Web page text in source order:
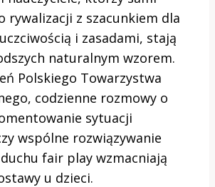
rywalizacji z szacunkiem dla
i zasadami, stają
naturalnym wzorem.
Polskiego Towarzystwa
codzienne rozmowy o
sytuacji
wspólne rozwiązywanie
fair play wzmacniają
u dzieci.